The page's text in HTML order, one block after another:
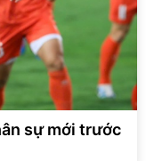
sự mới trước